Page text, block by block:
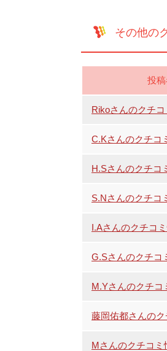
その他の
投
Rikoさんのクチ
C.Kさんのクチコ
H.Sさんのクチコ
S.Nさんのクチコ
I.Aさんのクチコ
G.Sさんのクチコ
M.Yさんのクチコ
藤岡佑都さんの
Mさんのクチコミ